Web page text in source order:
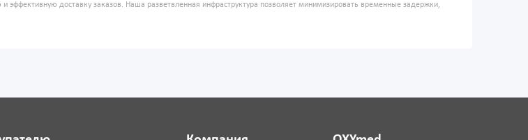
доставку заказов. Наша разветвленная инфраструктура позволяет минимизировать временные задержки,